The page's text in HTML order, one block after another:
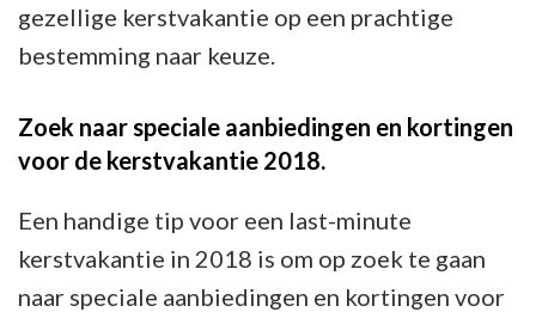
gezellige kerstvakantie op een prachtige
bestemming naar keuze.
Zoek naar speciale aanbiedingen en kortingen
voor de kerstvakantie 2018.
Een handige tip voor een last-minute
kerstvakantie in 2018 is om op zoek te gaan
naar speciale aanbiedingen en kortingen voor